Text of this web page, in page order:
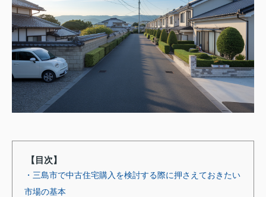
【目次】
・三島市で中古住宅購入を検討する際に押さえておきたい
市場の基本